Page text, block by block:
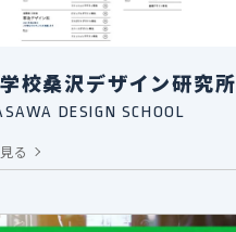
校桑沢デザイン研究所
DESIGN SCHOOL
る